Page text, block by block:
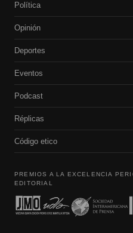
Política
Opinión
Deportes
Eventos
Podcast
Réplicas
Código etico
PREMIOS A LA EXCELENCIA
EDITORIAL